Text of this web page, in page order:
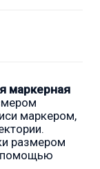
маркерная
маркером,
размером
помощью